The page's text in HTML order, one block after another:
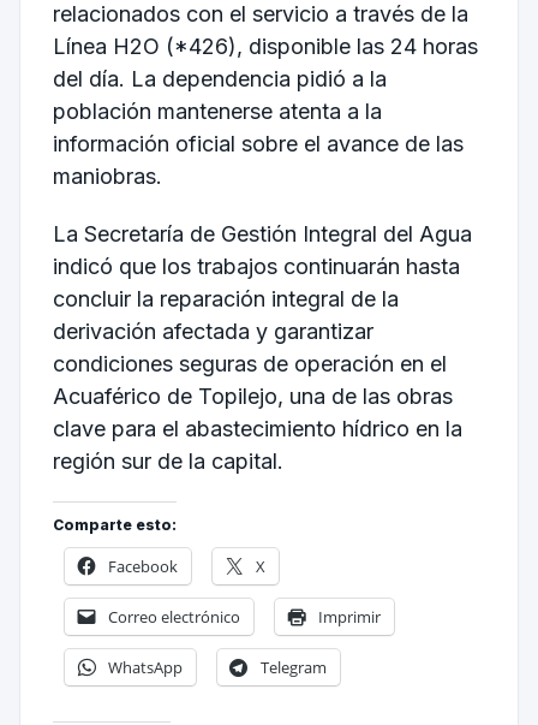
relacionados con el servicio a través de la
Línea H2O (*426), disponible las 24 horas
del día. La dependencia pidió a la
población mantenerse atenta a la
información oficial sobre el avance de las
maniobras.
La Secretaría de Gestión Integral del Agua
indicó que los trabajos continuarán hasta
concluir la reparación integral de la
derivación afectada y garantizar
condiciones seguras de operación en el
Acuaférico de Topilejo, una de las obras
clave para el abastecimiento hídrico en la
región sur de la capital.
Comparte esto:
Facebook X
Correo electrónico Imprimir
WhatsApp Telegram